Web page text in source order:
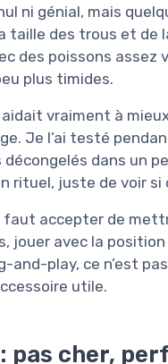
ni génial, mais
taille des trous et de
des poissons
plus timides.
vraiment à
Je l’ai testé
dans un
rituel, juste de voir
accepter de
jouer avec la
play, ce n’est
utile.
cher,